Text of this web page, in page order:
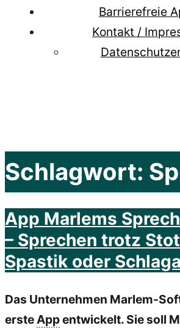
Barrierefreie
Kontakt /
Schlagwort:
App Marlems
– Sprechen trotz
Spastik oder
Das Unternehmen Marlem-
ersteAppentwickelt. Sie soll